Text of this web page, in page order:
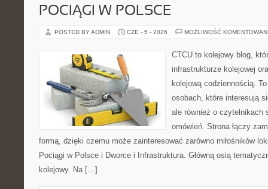
POCIĄGI W POLSCE
POSTED BY ADMIN CZE - 5 - 2026 MOŻLIWOŚĆ
CTCU to kolejowy blog,
infrastrukturze kolejowej
kolejową codziennością.
osobach, które interesują
ale również o czytelnikach
omówień. Strona łączy
formą, dzięki czemu może zainteresować zarówno miłośników
Pociągi w Polsce i Dworce i Infrastruktura. Główną osią
kolejowy. Na […]